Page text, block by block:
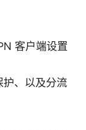
客户端设置
、以及分流